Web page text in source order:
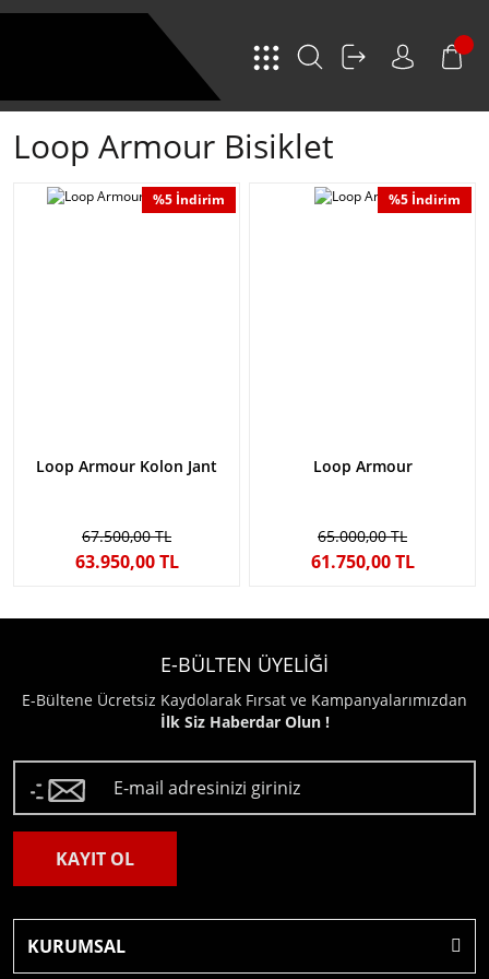
Loop Armour Bisiklet
%5 İndirim
Loop Armour Kolon Jant
67.500,00 TL
63.950,00 TL
%5 İndirim
Loop Armour
65.000,00 TL
61.750,00 TL
E-BÜLTEN ÜYELİĞİ
E-Bültene Ücretsiz Kaydolarak Fırsat ve Kampanyalarımızdan
İlk Siz Haberdar Olun !
KAYIT OL
KURUMSAL